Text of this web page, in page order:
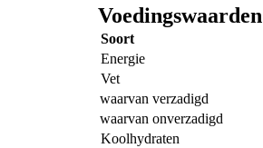
Voedingswaarden
Soort
Energie
Vet
waarvan verzadigd
waarvan onverzadigd
Koolhydraten